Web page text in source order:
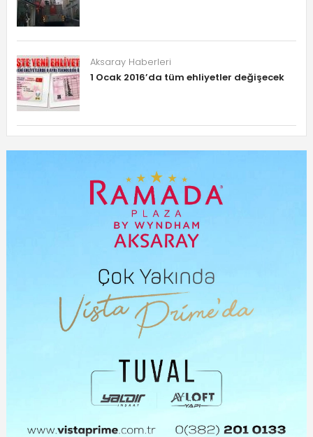
Aksaray Haberleri
1 Ocak 2016’da tüm ehliyetler değişecek